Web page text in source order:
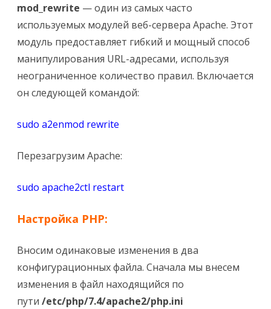
mod_rewrite — один из самых часто
используемых модулей веб-сервера Apache. Этот
модуль предоставляет гибкий и мощный способ
манипулирования URL-адресами, используя
неограниченное количество правил. Включается
он следующей командой:
sudo a2enmod rewrite
Перезагрузим Apache:
sudo apache2ctl restart
Настройка PHP:
Вносим одинаковые изменения в два
конфигурационных файла. Сначала мы внесем
изменения в файл находящийся по
пути /etc/php/7.4/apache2/php.ini